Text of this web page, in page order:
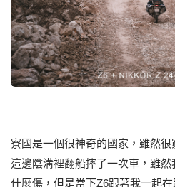
寮國是一個很神奇的國家，雖然
這邊陰溝裡翻船摔了一次車，雖然
什麼傷，但是當下Z6跟著我一起